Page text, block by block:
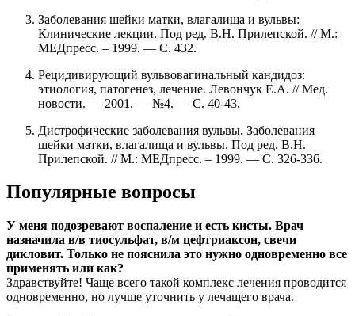
Заболевания шейки матки, влагалища и вульвы:
Клинические лекции. Под ред. В.Н. Прилепской. // М.:
МЕДпресс. – 1999. — С. 432.
Рецидивирующий вульвовагинальный кандидоз:
этиология, патогенез, лечение. Левончук Е.А. // Мед.
новости. — 2001. — №4. — С. 40-43.
Дистрофические заболевания вульвы. Заболевания
шейки матки, влагалища и вульвы. Под ред. В.Н.
Прилепской. // М.: МЕДпресс. – 1999. — С. 326-336.
Популярные вопросы
У меня подозревают воспаление и есть кисты. Врач
назначила в/в тиосульфат, в/м цефтриаксон, свечи
дикловит. Только не пояснила это нужно одновременно все
применять или как?
Здравствуйте! Чаще всего такой комплекс лечения проводится
одновременно, но лучше уточнить у лечащего врача.